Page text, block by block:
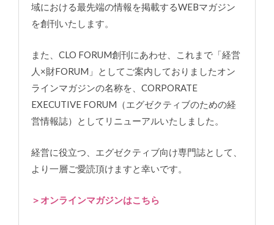
域における最先端の情報を掲載するWEBマガジン
を創刊いたします。
また、CLO FORUM創刊にあわせ、これまで「経営
人×財FORUM」としてご案内しておりましたオン
ラインマガジンの名称を、CORPORATE
EXECUTIVE FORUM（エグゼクティブのための経
営情報誌）としてリニューアルいたしました。
経営に役立つ、エグゼクティブ向け専門誌として、
より一層ご愛読頂けますと幸いです。
＞オンラインマガジンはこちら